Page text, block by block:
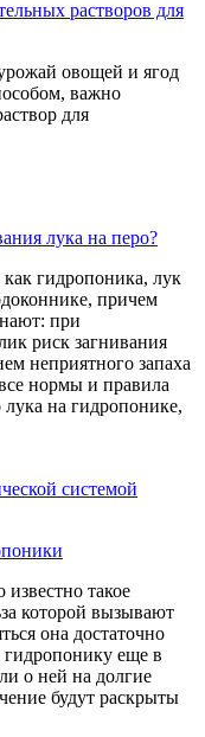
растворов для
овощей и ягод
важно
для
лука на перо?
гидропоника, лук
причем
при
риск загнивания
неприятного запаха
нормы и правила
на гидропонике,
такое
которой вызывают
она достаточно
гидропонику еще в
о ней на долгие
будут раскрыты